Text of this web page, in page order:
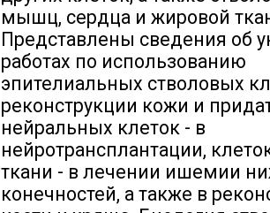
мышц, сердца и жировой
Представлены сведения об
работах по использованию
эпителиальных стволовых
реконструкции кожи и
нейральных клеток - в
нейротрансплантации,
ткани - в лечении ишемии
конечностей, а также в